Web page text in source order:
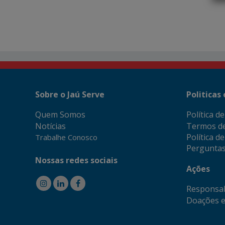
Sobre o Jaú Serve
Quem Somos
Notícias
Trabalhe Conosco
Nossas redes sociais
Politicas
Política
Termos
Política
Ações
Doações